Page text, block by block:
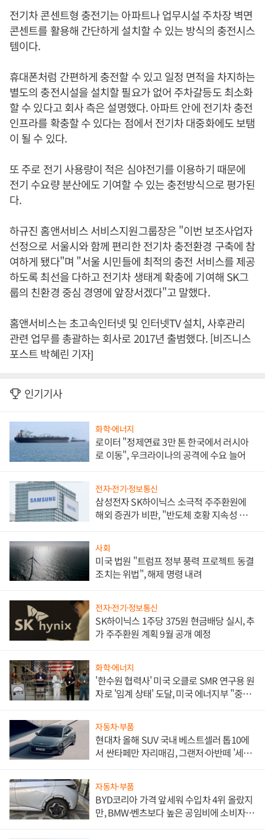
전기차 콘센트형 충전기는 아파트나 업무시설 주차장 벽면
콘센트를 활용해 간단하게 설치할 수 있는 방식의 충전시스
템이다.
휴대폰처럼 간편하게 충전할 수 있고 일정 면적을 차지하는
별도의 충전시설을 설치할 필요가 없어 주차갈등도 최소화
할 수 있다고 회사 측은 설명했다. 아파트 안에 전기차 충전
인프라를 확충할 수 있다는 점에서 전기차 대중화에도 보탬
이 될 수 있다.
또 주로 전기 사용량이 적은 심야전기를 이용하기 때문에
전기 수요량 분산에도 기여할 수 있는 충전방식으로 평가된
다.
하규진 홈앤서비스 서비스지원그룹장은 "이번 보조사업자
선정으로 서울시와 함께 편리한 전기차 충전환경 구축에 참
여하게 됐다"며 "서울 시민들에 최적의 충전 서비스를 제공
하도록 최선을 다하고 전기차 생태계 확충에 기여해 SK그
룹의 친환경 중심 경영에 앞장서겠다"고 말했다.
홈앤서비스는 초고속인터넷 및 인터넷TV 설치, 사후관리
관련 업무를 총괄하는 회사로 2017년 출범했다. [비즈니스
포스트 박혜린 기자]
인기기사
화학·에너지
로이터 "정제연료 3만 톤 한국에서 러시아
로 이동", 우크라이나의 공격에 수요 늘어
전자·전기·정보통신
삼성전자 SK하이닉스 소극적 주주환원에
해외 증권가 비판, "반도체 호황 지속성 의
사회
미국 법원 "트럼프 정부 풍력 프로젝트 동결
조치는 위법", 해제 명령 내려
전자·전기·정보통신
SK하이닉스 1주당 375원 현금배당 실시, 추
가 주주환원 계획 9월 공개 예정
화학·에너지
'한수원 협력사' 미국 오클로 SMR 연구용 원
자로 '임계 상태' 도달, 미국 에너지부 "중요
자동차·부품
현대차 올해 SUV 국내 베스트셀러 톱10에
서 싼타페만 자리매김, 그랜저·아반떼 '세단
자동차·부품
BYD코리아 가격 앞세워 수입차 4위 올랐지
만, BMW·벤츠보다 높은 공임비에 소비자